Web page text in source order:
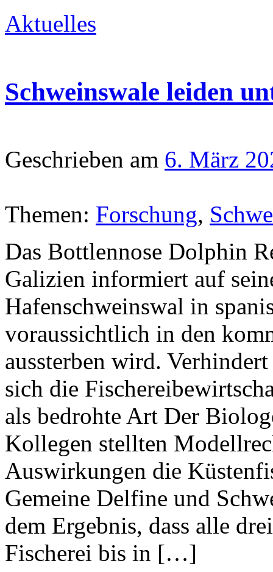
Aktuelles
Schweinswale leiden
Geschrieben am 6. März
Themen: Forschung,
Das Bottlennose Dolphin
Galizien informiert auf
Hafenschweinswal in
voraussichtlich in den
aussterben wird.
sich die
als bedrohte Art Der
Kollegen stellten
Auswirkungen die
Gemeine Delfine und
dem Ergebnis, dass alle
Fischerei bis in […]